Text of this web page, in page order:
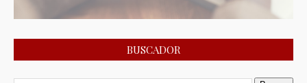
BUSCADOR